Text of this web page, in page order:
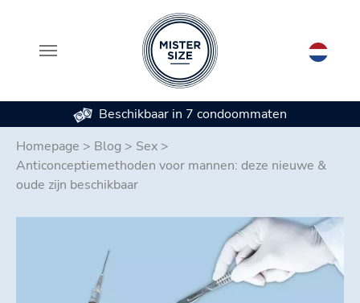
Beschikbaar in 7 condoommaten
Homepage > Blog > Sex >
Anticonceptiemethoden voor mannen: deze nieuwe &
oude zijn beschikbaar